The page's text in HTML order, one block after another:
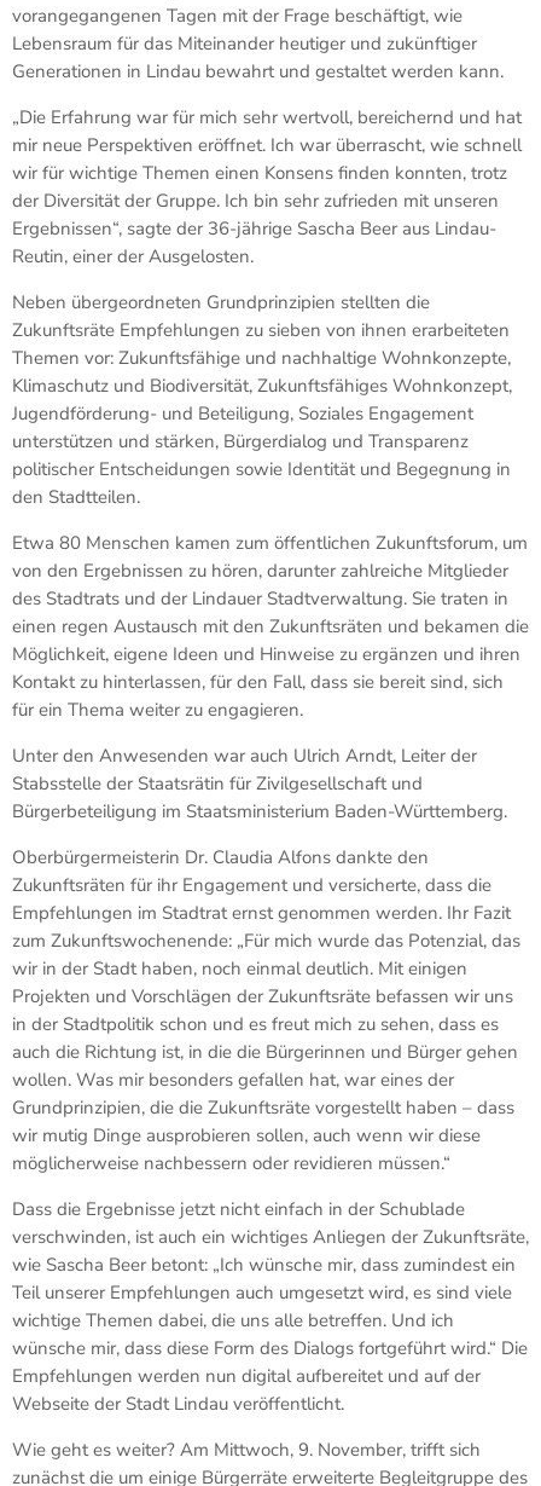
vorangegangenen Tagen mit der Frage beschäftigt, wie
Lebensraum für das Miteinander heutiger und zukünftiger
Generationen in Lindau bewahrt und gestaltet werden kann.
„Die Erfahrung war für mich sehr wertvoll, bereichernd und hat
mir neue Perspektiven eröffnet. Ich war überrascht, wie schnell
wir für wichtige Themen einen Konsens finden konnten, trotz
der Diversität der Gruppe. Ich bin sehr zufrieden mit unseren
Ergebnissen“, sagte der 36-jährige Sascha Beer aus Lindau-
Reutin, einer der Ausgelosten.
Neben übergeordneten Grundprinzipien stellten die
Zukunftsräte Empfehlungen zu sieben von ihnen erarbeiteten
Themen vor: Zukunftsfähige und nachhaltige Wohnkonzepte,
Klimaschutz und Biodiversität, Zukunftsfähiges Wohnkonzept,
Jugendförderung- und Beteiligung, Soziales Engagement
unterstützen und stärken, Bürgerdialog und Transparenz
politischer Entscheidungen sowie Identität und Begegnung in
den Stadtteilen.
Etwa 80 Menschen kamen zum öffentlichen Zukunftsforum, um
von den Ergebnissen zu hören, darunter zahlreiche Mitglieder
des Stadtrats und der Lindauer Stadtverwaltung. Sie traten in
einen regen Austausch mit den Zukunftsräten und bekamen die
Möglichkeit, eigene Ideen und Hinweise zu ergänzen und ihren
Kontakt zu hinterlassen, für den Fall, dass sie bereit sind, sich
für ein Thema weiter zu engagieren.
Unter den Anwesenden war auch Ulrich Arndt, Leiter der
Stabsstelle der Staatsrätin für Zivilgesellschaft und
Bürgerbeteiligung im Staatsministerium Baden-Württemberg.
Oberbürgermeisterin Dr. Claudia Alfons dankte den
Zukunftsräten für ihr Engagement und versicherte, dass die
Empfehlungen im Stadtrat ernst genommen werden. Ihr Fazit
zum Zukunftswochenende: „Für mich wurde das Potenzial, das
wir in der Stadt haben, noch einmal deutlich. Mit einigen
Projekten und Vorschlägen der Zukunftsräte befassen wir uns
in der Stadtpolitik schon und es freut mich zu sehen, dass es
auch die Richtung ist, in die die Bürgerinnen und Bürger gehen
wollen. Was mir besonders gefallen hat, war eines der
Grundprinzipien, die die Zukunftsräte vorgestellt haben – dass
wir mutig Dinge ausprobieren sollen, auch wenn wir diese
möglicherweise nachbessern oder revidieren müssen.“
Dass die Ergebnisse jetzt nicht einfach in der Schublade
verschwinden, ist auch ein wichtiges Anliegen der Zukunftsräte,
wie Sascha Beer betont: „Ich wünsche mir, dass zumindest ein
Teil unserer Empfehlungen auch umgesetzt wird, es sind viele
wichtige Themen dabei, die uns alle betreffen. Und ich
wünsche mir, dass diese Form des Dialogs fortgeführt wird.“ Die
Empfehlungen werden nun digital aufbereitet und auf der
Webseite der Stadt Lindau veröffentlicht.
Wie geht es weiter? Am Mittwoch, 9. November, trifft sich
zunächst die um einige Bürgerräte erweiterte Begleitgruppe des